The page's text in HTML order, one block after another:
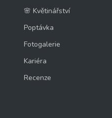
🌸 Květinářství
Poptávka
Fotogalerie
Kariéra
Recenze